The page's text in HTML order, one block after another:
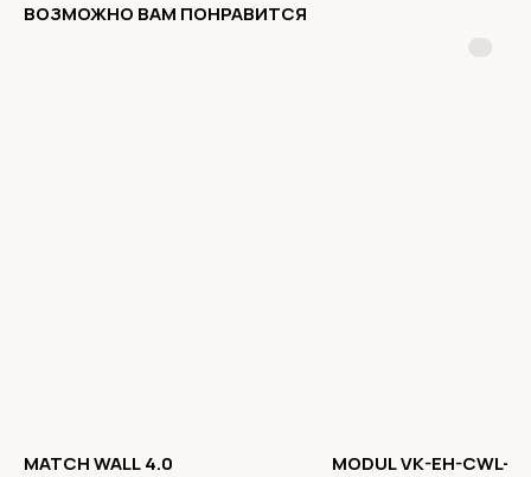
ВОЗМОЖНО ВАМ ПОНРАВИТСЯ
MATCH WALL 4.0 MODUL VK-EH-CWL-5